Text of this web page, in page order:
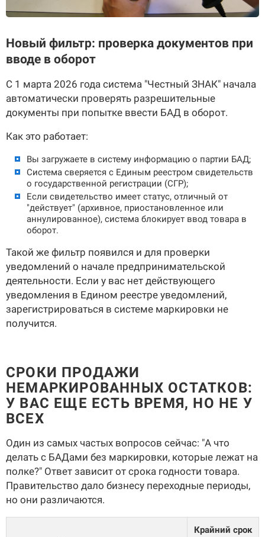
Новый фильтр: проверка документов при
вводе в оборот
С 1 марта 2026 года система "Честный ЗНАК" начала
автоматически проверять разрешительные
документы при попытке ввести БАД в оборот.
Как это работает:
Вы загружаете в систему информацию о партии БАД;
Система сверяется с Единым реестром свидетельств
о государственной регистрации (СГР);
Если свидетельство имеет статус, отличный от
"действует" (архивное, приостановленное или
аннулированное), система блокирует ввод товара в
оборот.
Такой же фильтр появился и для проверки
уведомлений о начале предпринимательской
деятельности. Если у вас нет действующего
уведомления в Едином реестре уведомлений,
зарегистрироваться в системе маркировки не
получится.
СРОКИ ПРОДАЖИ
НЕМАРКИРОВАННЫХ ОСТАТКОВ:
У ВАС ЕЩЕ ЕСТЬ ВРЕМЯ, НО НЕ У
ВСЕХ
Один из самых частых вопросов сейчас: "А что
делать с БАДами без маркировки, которые лежат на
полке?" Ответ зависит от срока годности товара.
Правительство дало бизнесу переходные периоды,
но они различаются.
Крайний срок